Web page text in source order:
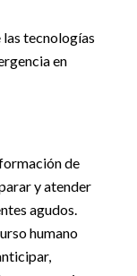
tecnologías
en
de
y atender
agudos.
humano